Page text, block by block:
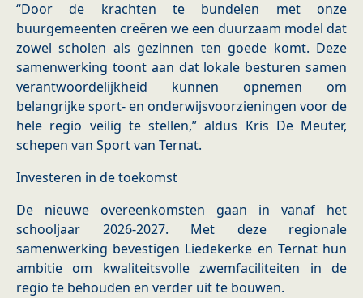
“Door de krachten te bundelen met onze
buurgemeenten creëren we een duurzaam model dat
zowel scholen als gezinnen ten goede komt. Deze
samenwerking toont aan dat lokale besturen samen
verantwoordelijkheid kunnen opnemen om
belangrijke sport- en onderwijsvoorzieningen voor de
hele regio veilig te stellen,” aldus Kris De Meuter,
schepen van Sport van Ternat.
Investeren in de toekomst
De nieuwe overeenkomsten gaan in vanaf het
schooljaar 2026-2027. Met deze regionale
samenwerking bevestigen Liedekerke en Ternat hun
ambitie om kwaliteitsvolle zwemfaciliteiten in de
regio te behouden en verder uit te bouwen.